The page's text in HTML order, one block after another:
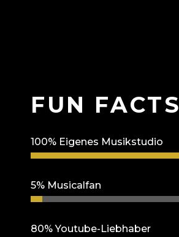
FUN FACTS
100% Eigenes Musikstudio
5% Musicalfan
80% Youtube-Liebhaber